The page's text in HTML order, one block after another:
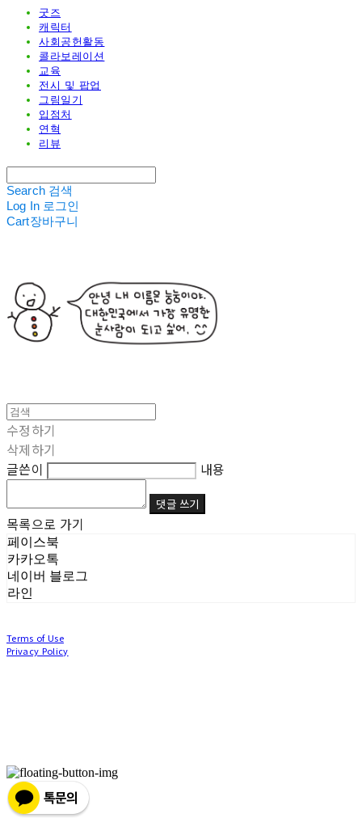
굿즈
캐릭터
사회공헌활동
콜라보레이션
교육
전시 및 팝업
그림일기
입점처
연혁
리뷰
Search 검색
Log In 로그인
Cart장바구니
수정하기
삭제하기
글쓴이
내용
댓글 쓰기
목록으로 가기
페이스북
카카오톡
네이버 블로그
라인
Terms of Use
Privacy Policy